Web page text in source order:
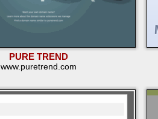
PURE TREND
www.puretrend.com